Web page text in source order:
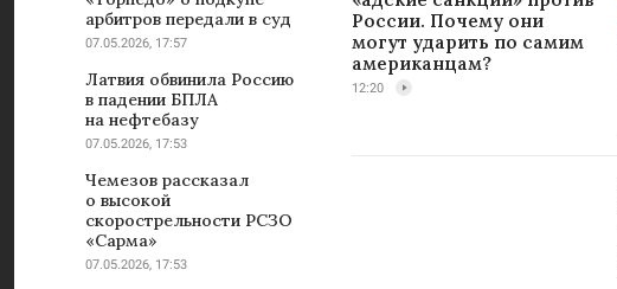
арбитров передали в суд
07.05.2026, 17:57
Латвия обвинила Россию
в падении БПЛА
на нефтебазу
07.05.2026, 17:53
Чемезов рассказал
о высокой
скорострельности РСЗО
«Сарма»
07.05.2026, 17:53
России. Почему они
могут ударить по самим
американцам?
12:20